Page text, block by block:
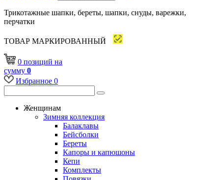
Трикотажные шапки, береты, шапки, снуды, варежки,
перчатки
ТОВАР МАРКИРОВАННЫЙ
0 позиций на
сумму 0
Избранное 0
Женщинам
Зимняя коллекция
Балаклавы
Бейсболки
Береты
Капоры и капюшоны
Кепи
Комплекты